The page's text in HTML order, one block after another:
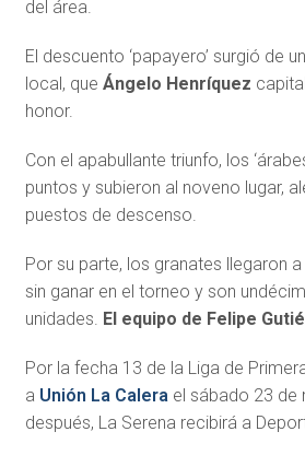
del área.
El descuento ‘papayero’ surgió de
local, que Ángelo Henríquez
honor.
Con el apabullante triunfo, los
puntos y subieron al noveno lugar,
puestos de descenso.
Por su parte, los granates llegaron
sin ganar en el torneo y son
unidades. El equipo de Felipe
Por la fecha 13 de la Liga de
a Unión La Calerael sábado 23 de
después, La Serena recibirá a